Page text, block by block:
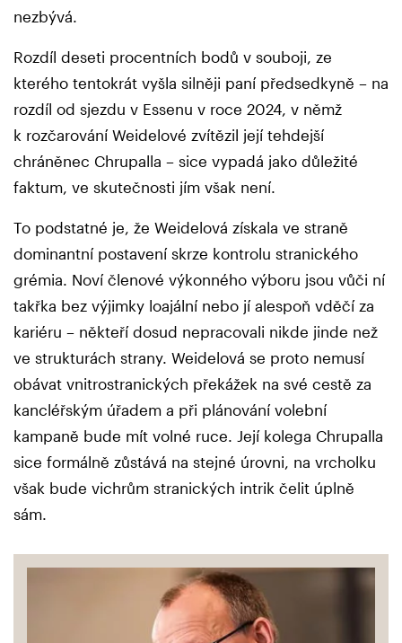
nezbývá.
Rozdíl deseti procentních bodů v souboji, ze
kterého tentokrát vyšla silněji paní předsedkyně – na
rozdíl od sjezdu v Essenu v roce 2024, v němž
k rozčarování Weidelové zvítězil její tehdejší
chráněnec Chrupalla – sice vypadá jako důležité
faktum, ve skutečnosti jím však není.
To podstatné je, že Weidelová získala ve straně
dominantní postavení skrze kontrolu stranického
grémia. Noví členové výkonného výboru jsou vůči ní
takřka bez výjimky loajální nebo jí alespoň vděčí za
kariéru – někteří dosud nepracovali nikde jinde než
ve strukturách strany. Weidelová se proto nemusí
obávat vnitrostranických překážek na své cestě za
kancléřským úřadem a při plánování volební
kampaně bude mít volné ruce. Její kolega Chrupalla
sice formálně zůstává na stejné úrovni, na vrcholku
však bude vichrům stranických intrik čelit úplně
sám.